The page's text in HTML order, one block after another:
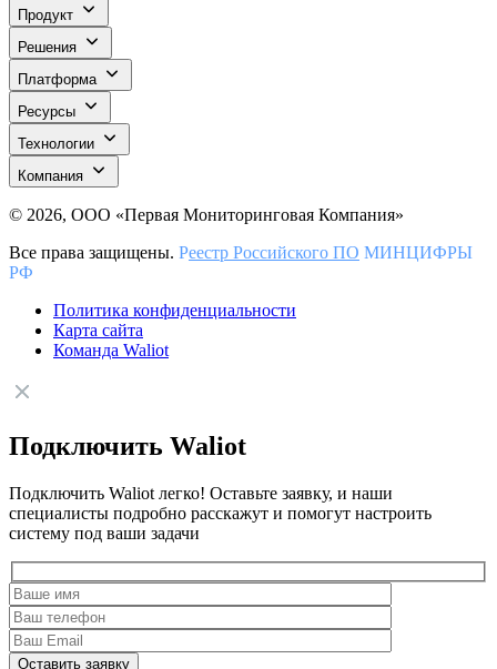
Продукт
Решения
Платформа
Ресурсы
Технологии
Компания
© 2026, ООО «Первая Мониторинговая Компания»
Все права защищены. Реестр Российского ПО МИНЦИФРЫ
РФ
Политика конфиденциальности
Карта сайта
Команда Waliot
Подключить Waliot
Подключить Waliot легко! Оставьте заявку, и наши
специалисты подробно расскажут и помогут настроить
систему под ваши задачи